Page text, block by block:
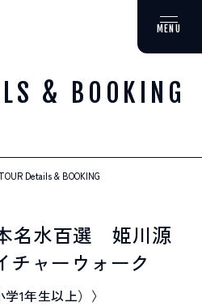
& BOOKING
TOUR Details & BOOKING
名水百選 姫川源
チャーウォーク
1年生以上）〉